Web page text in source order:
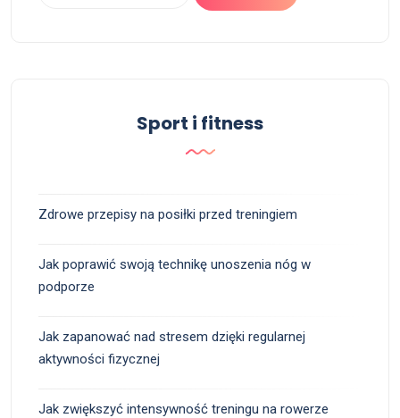
Sport i fitness
Zdrowe przepisy na posiłki przed treningiem
Jak poprawić swoją technikę unoszenia nóg w
podporze
Jak zapanować nad stresem dzięki regularnej
aktywności fizycznej
Jak zwiększyć intensywność treningu na rowerze